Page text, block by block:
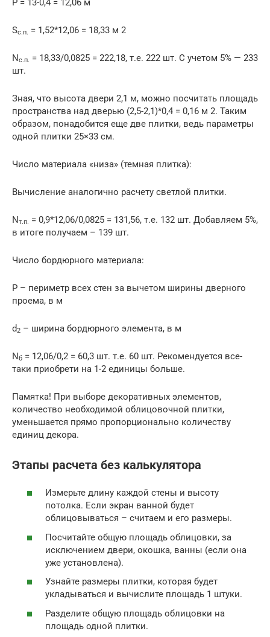
Sс.п. = 1,52*12,06 = 18,33 м 2
Nс.п. = 18,33/0,0825 = 222,18, т.е. 222 шт. С учетом 5% — 233
шт.
Зная, что высота двери 2,1 м, можно посчитать площадь
пространства над дверью (2,5-2,1)*0,4 = 0,16 м 2. Таким
образом, понадобится еще две плитки, ведь параметры
одной плитки 25×33 см.
Число материала «низа» (темная плитка):
Вычисление аналогично расчету светлой плитки.
Nт.п. = 0,9*12,06/0,0825 = 131,56, т.е. 132 шт. Добавляем 5%,
в итоге получаем – 139 шт.
Число бордюрного материала:
Р – периметр всех стен за вычетом ширины дверного
проема, в м
d2 – ширина бордюрного элемента, в м
Nб = 12,06/0,2 = 60,3 шт. т.е. 60 шт. Рекомендуется все-
таки приобрети на 1-2 единицы больше.
Памятка! При выборе декоративных элементов,
количество необходимой облицовочной плитки,
уменьшается прямо пропорционально количеству
единиц декора.
Этапы расчета без калькулятора
Измерьте длину каждой стены и высоту
потолка. Если экран ванной будет
облицовываться – считаем и его размеры.
Посчитайте общую площадь облицовки, за
исключением двери, окошка, ванны (если она
уже установлена).
Узнайте размеры плитки, которая будет
укладываться и вычислите площадь 1 штуки.
Разделите общую площадь облицовки на
площадь одной плитки.